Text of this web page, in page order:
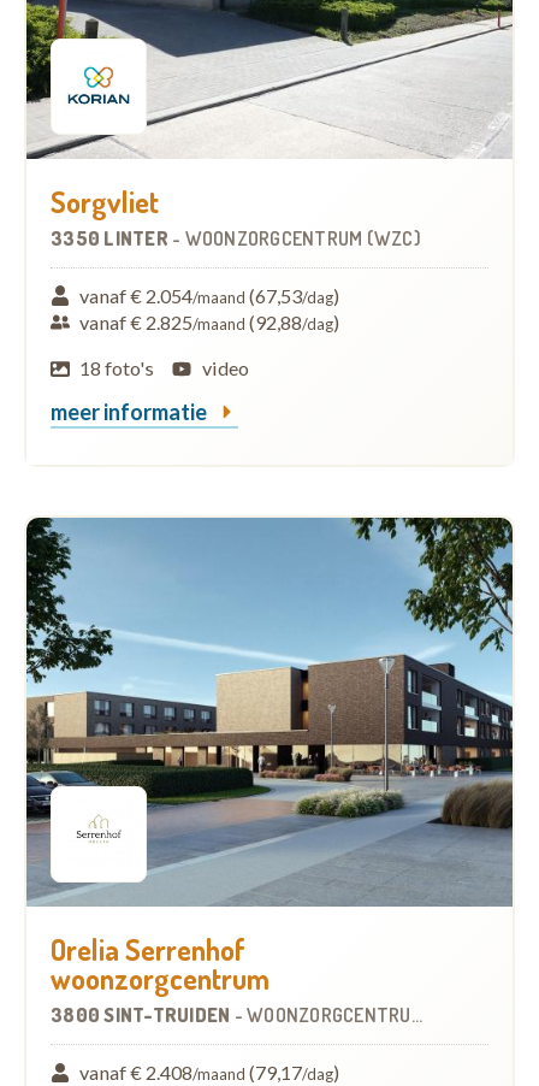
Sorgvliet
3350 LINTER - WOONZORGCENTRUM (WZC)
vanaf € 2.054/maand (67,53/dag)
vanaf € 2.825/maand (92,88/dag)
18 foto's
video
meer informatie
Orelia Serrenhof
woonzorgcentrum
3800 SINT-TRUIDEN - WOONZORGCENTRUM (WZC)
vanaf € 2.408/maand (79,17/dag)